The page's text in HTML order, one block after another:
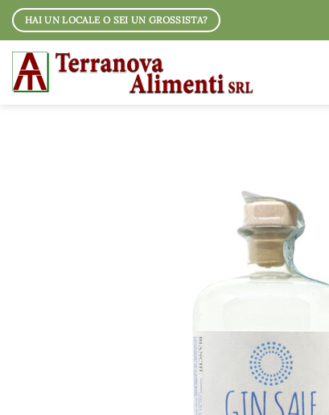
Salta
contenuti
HAI UN LOCALE O SEI UN GROSSISTA?